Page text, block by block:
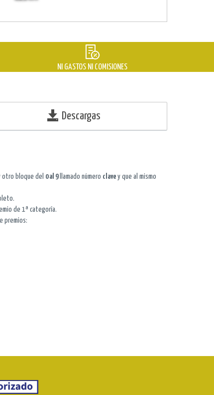
NI GASTOS NI COMISIONES
Descargas
otro bloque del 0 al 9llamado número clave y que al mismo
de 1ª categoría.
premios: